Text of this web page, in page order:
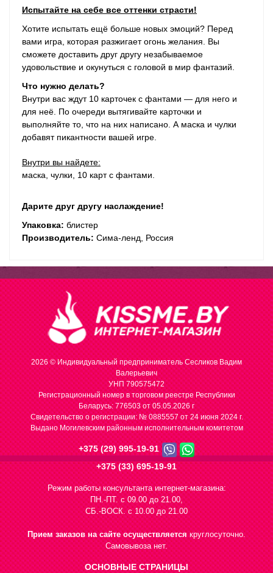
Испытайте на себе все оттенки страсти!
Хотите испытать ещё больше новых эмоций? Перед
вами игра, которая разжигает огонь желания. Вы
сможете доставить друг другу незабываемое
удовольствие и окунуться с головой в мир фантазий.
Что нужно делать?
Внутри вас ждут 10 карточек c фантами — для него и
для неё. По очереди вытягивайте карточки и
выполняйте то, что на них написано. А маска и чулки
добавят пикантности вашей игре.
Внутри вы найдете:
маска, чулки, 10 карт с фантами.
Дарите друг другу наслаждение!
Упаковка: блистер
Производитель: Сима-ленд, Россия
2026 © Индивидуальный предприниматель Сесликов Вадим
Валерьевич
УНП 790575472
Регистрационный номер в торговом реестре Республики
Беларусь: 776503 от 05.05.2026 г
Cвидетельство о регистрации: № 0885557 от 24 июня 2024 г.
Выдано Могилевским районным исполнительным комитетом
+375 (29) 995-19-91
+375 (33) 695-19-91
Режим работы консультанта интернет-магазина:
ПН.-ПТ. с 09.00 до 21.00,
СБ.-ВОСК. с 10.00 до 21.00
Прием заказов на сайте осуществляетсякруглосуточно.
Самовывоза нет.
ОСНОВНЫЕ СТРАНИЦЫ